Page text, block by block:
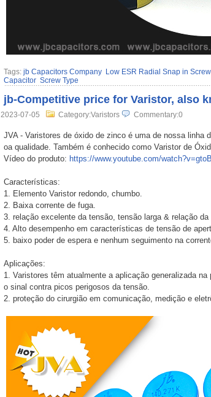
Tags: jb Capacitors Company Low ESR Radial Snap in
Capacitor Screw Type
jb-Competitive price for Varistor, also
2023-07-05 Category:Varistors Commentary:0
JVA - Varistores de óxido de zinco é uma de nossa linha
oa qualidade. Também é conhecido como Varistor de
Vídeo do produto: https://www.youtube.com/
Características:
1. Elemento Varistor redondo, chumbo.
2. Baixa corrente de fuga.
3. relação excelente da tensão, tensão larga & relação da
4. Alto desempenho em características de tensão de
5. baixo poder de espera e nenhum seguimento na
Aplicações:
1. Varistores têm atualmente a aplicação generalizada
o sinal contra picos perigosos da tensão.
2. proteção do cirurgião em comunicação, medição e